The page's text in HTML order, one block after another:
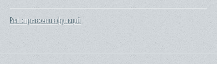
Perl справочник функций